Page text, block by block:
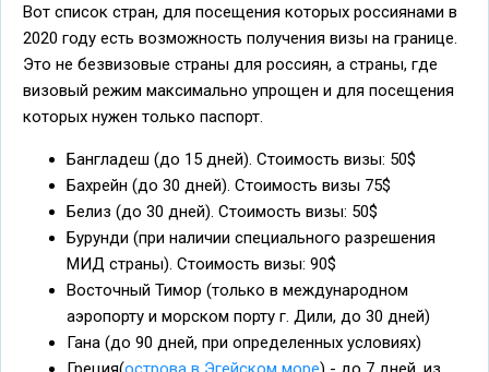
Вот список стран, для посещения которых россиянами в
2020 году есть возможность получения визы на границе.
Это не безвизовые страны для россиян, а страны, где
визовый режим максимально упрощен и для посещения
которых нужен только паспорт.
Бангладеш (до 15 дней). Стоимость визы: 50$
Бахрейн (до 30 дней). Стоимость визы 75$
Белиз (до 30 дней). Стоимость визы: 50$
Бурунди (при наличии специального разрешения
МИД страны). Стоимость визы: 90$
Восточный Тимор (только в международном
аэропорту и морском порту г. Дили, до 30 дней)
Гана (до 90 дней, при определенных условиях)